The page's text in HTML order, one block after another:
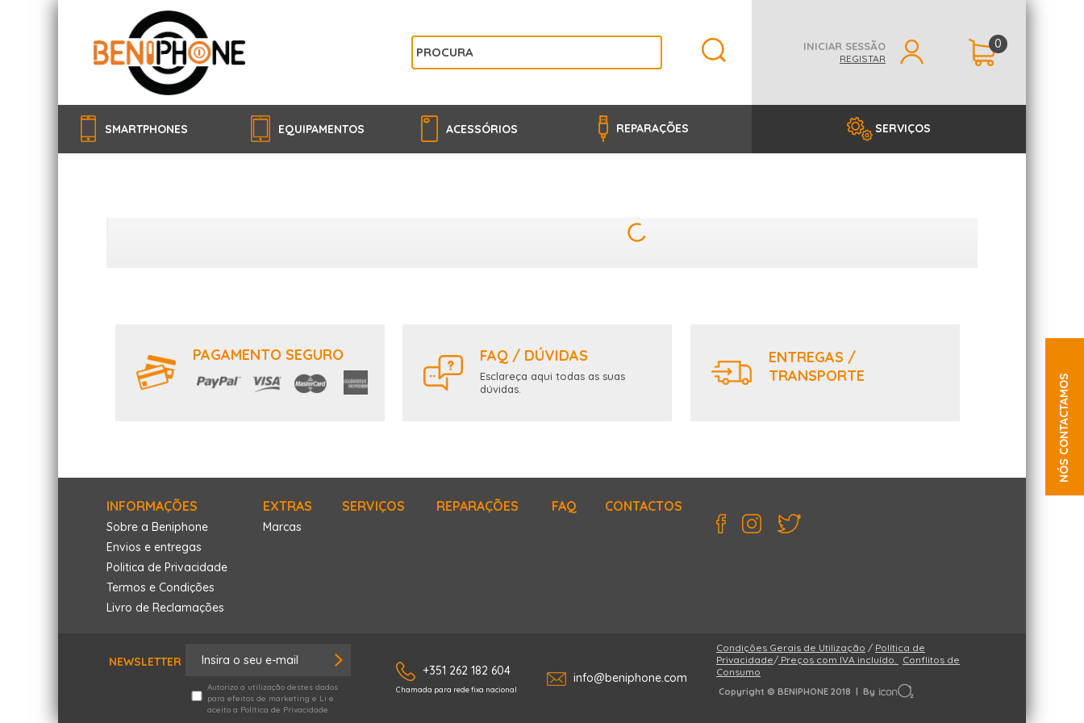
NÓS CONTACTAMOS
INICIAR SESSÃO
REGISTAR
0
SMARTPHONES EQUIPAMENTOS ACESSÓRIOS REPARAÇÕES SERVIÇOS
PAGAMENTO SEGURO FAQ / DÚVIDAS
Esclareça aqui todas as suas
dúvidas.
ENTREGAS /
TRANSPORTE
INFORMAÇÕES
Sobre a Beniphone
Envios e entregas
Politica de Privacidade
Termos e Condições
Livro de Reclamações
EXTRAS
Marcas
SERVIÇOS REPARAÇÕES FAQ CONTACTOS
NEWSLETTER
Autorizo a utilização destes dados
para efeitos de marketing e Li e
aceito a Política de Privacidade
+351 262 182 604
Chamada para rede fixa nacional
info@beniphone.com
Condições Gerais de Utilização / Política de
Privacidade/ Preços com IVA incluído. Conflitos de
Consumo
Copyright © BENIPHONE 2018 | By